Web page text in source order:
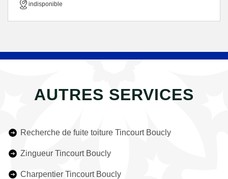
indisponible
AUTRES SERVICES
Recherche de fuite toiture Tincourt Boucly
Zingueur Tincourt Boucly
Charpentier Tincourt Boucly